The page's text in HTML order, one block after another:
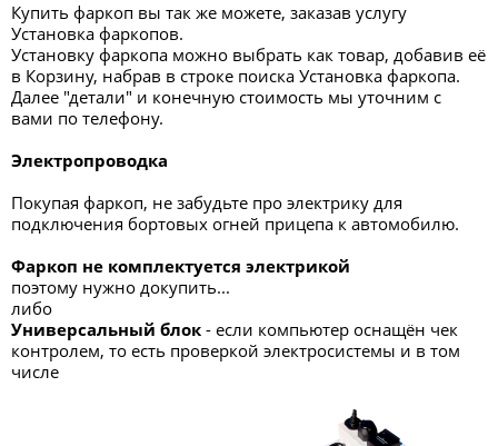
Купить фаркоп вы так же можете, заказав услугу
Установка фаркопов.
Установку фаркопа можно выбрать как товар, добавив её
в Корзину, набрав в строке поиска Установка фаркопа.
Далее "детали" и конечную стоимость мы уточним с
вами по телефону.
Электропроводка
Покупая фаркоп, не забудьте про электрику для
подключения бортовых огней прицепа к автомобилю.
Фаркоп не комплектуется электрикой
поэтому нужно докупить...
либо
Универсальный блок - если компьютер оснащён чек
контролем, то есть проверкой электросистемы и в том
числе